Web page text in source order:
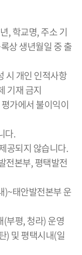
, 학교명, 주소 기
상 생년월일 중 출
시 개인 인적사항
기재 금지
가에서 불이익이
다.
공되지 않습니다.
전본부, 평택발전
태안발전본부 운
부평, 청라) 운영
) 및 평택시내(일